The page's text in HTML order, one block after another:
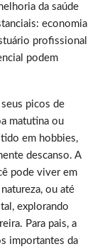
da saúde
economia
profissional
podem
picos de
matutina ou
em hobbies,
descanso. A
pode viver em
ou até
explorando
Para pais, a
importantes da